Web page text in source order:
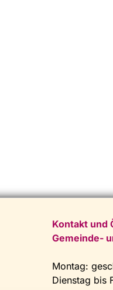
Kontakt und
Gemeinde-
Montag:
Dienstag bis